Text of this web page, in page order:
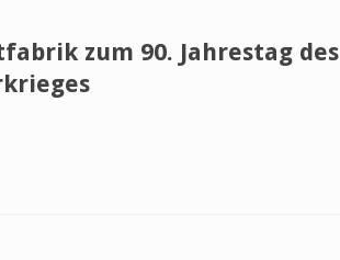
zum 90. Jahrestag des